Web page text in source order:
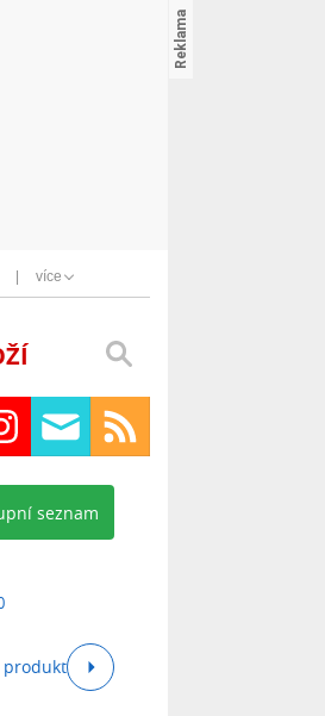
více
seznam
produkt